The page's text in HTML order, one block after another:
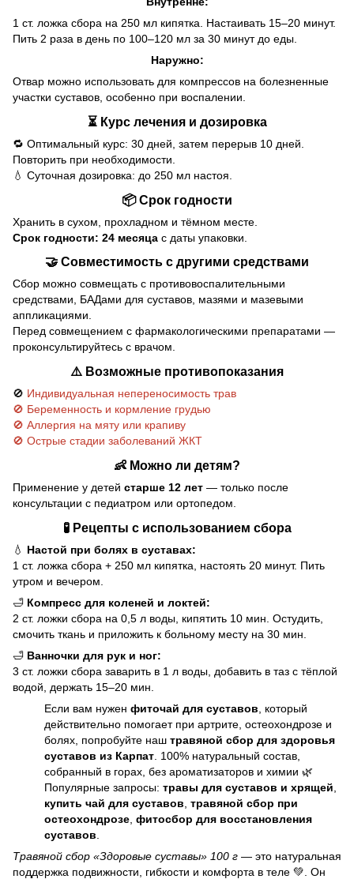
1 ст. ложка сбора на 250 мл кипятка. Настаивать 15–20 минут.
Пить 2 раза в день по 100–120 мл за 30 минут до еды.
Наружно:
Отвар можно использовать для компрессов на болезненные
участки суставов, особенно при воспалении.
⏳ Курс лечения и дозировка
🔁 Оптимальный курс: 30 дней, затем перерыв 10 дней.
Повторить при необходимости.
💧 Суточная дозировка: до 250 мл настоя.
📦 Срок годности
Хранить в сухом, прохладном и тёмном месте.
Срок годности: 24 месяца с даты упаковки.
🤝 Совместимость с другими средствами
Сбор можно совмещать с противовоспалительными
средствами, БАДами для суставов, мазями и мазевыми
аппликациями.
Перед совмещением с фармакологическими препаратами —
проконсультируйтесь с врачом.
⚠️ Возможные противопоказания
🚫 Индивидуальная непереносимость трав
🚫 Беременность и кормление грудью
🚫 Аллергия на мяту или крапиву
🚫 Острые стадии заболеваний ЖКТ
👶 Можно ли детям?
Применение у детей старше 12 лет — только после
консультации с педиатром или ортопедом.
🧪 Рецепты с использованием сбора
💧 Настой при болях в суставах:
1 ст. ложка сбора + 250 мл кипятка, настоять 20 минут. Пить
утром и вечером.
🛁 Компресс для коленей и локтей:
2 ст. ложки сбора на 0,5 л воды, кипятить 10 мин. Остудить,
смочить ткань и приложить к больному месту на 30 мин.
🛁 Ванночки для рук и ног:
3 ст. ложки сбора заварить в 1 л воды, добавить в таз с тёплой
водой, держать 15–20 мин.
Если вам нужен фиточай для суставов , который
действительно помогает при артрите, остеохондрозе и
болях, попробуйте наш травяной сбор для здоровья
суставов из Карпат . 100% натуральный состав,
собранный в горах, без ароматизаторов и химии 🌿
Популярные запросы: травы для суставов и хрящей
купить чай для суставов травяной сбор при
остеохондрозе фитосбор для восстановления
суставов
Травяной сбор «Здоровые суставы» 100 г — это натуральная
поддержка подвижности, гибкости и комфорта в теле 💚. Он